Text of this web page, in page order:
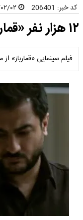
کد خبر: 206401
۱۲ هزار نفر «قمارباز» را دیدند
فیلم سینمایی «قمارباز»